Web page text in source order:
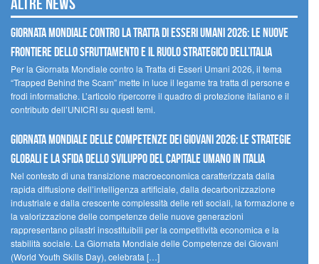
GIORNATA MONDIALE CONTRO LA TRATTA DI ESSERI UMANI 2026: LE NUOVE
FRONTIERE DELLO SFRUTTAMENTO E IL RUOLO STRATEGICO DELL’ITALIA
Per la Giornata Mondiale contro la Tratta di Esseri Umani 2026, il tema
“Trapped Behind the Scam” mette in luce il legame tra tratta di persone e
frodi informatiche. L’articolo ripercorre il quadro di protezione italiano e il
contributo dell’UNICRI su questi temi.
GIORNATA MONDIALE DELLE COMPETENZE DEI GIOVANI 2026: LE STRATEGIE
GLOBALI E LA SFIDA DELLO SVILUPPO DEL CAPITALE UMANO IN ITALIA
Nel contesto di una transizione macroeconomica caratterizzata dalla
rapida diffusione dell’intelligenza artificiale, dalla decarbonizzazione
industriale e dalla crescente complessità delle reti sociali, la formazione e
la valorizzazione delle competenze delle nuove generazioni
rappresentano pilastri insostituibili per la competitività economica e la
stabilità sociale. La Giornata Mondiale delle Competenze dei Giovani
(World Youth Skills Day), celebrata […]